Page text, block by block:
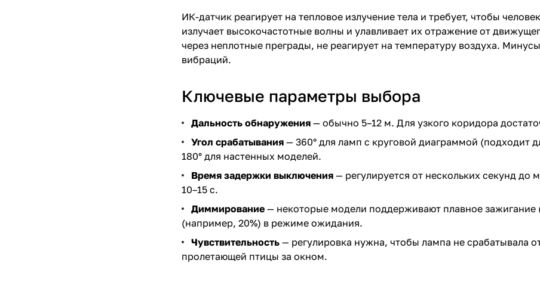
ИК-датчик реагирует на тепловое излучение тела и требует, чтобы
излучает высокочастотные волны и улавливает их отражение от
через неплотные преграды, не реагирует на температуру воздуха.
вибраций.
Ключевые параметры выбора
Дальность обнаружения — обычно 5–12 м. Для узкого коридора
Угол срабатывания — 360° для ламп с круговой диаграммой (подходит
180° для настенных моделей.
Время задержки выключения — регулируется от нескольких секунд
10–15 с.
Диммирование — некоторые модели поддерживают плавное
(например, 20%) в режиме ожидания.
Чувствительность — регулировка нужна, чтобы лампа не срабатывала
пролетающей птицы за окном.